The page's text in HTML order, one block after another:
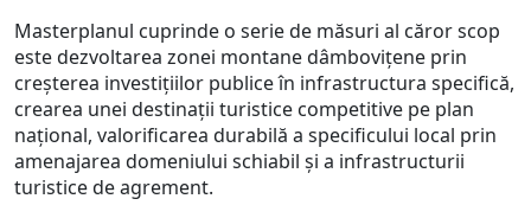
Masterplanul cuprinde o serie de măsuri al căror scop
este dezvoltarea zonei montane dâmbovițene prin
creşterea investiţiilor publice în infrastructura specifică,
crearea unei destinaţii turistice competitive pe plan
național, valorificarea durabilă a specificului local prin
amenajarea domeniului schiabil și a infrastructurii
turistice de agrement.